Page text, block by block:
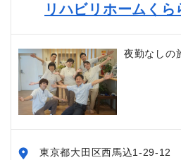
リハビリホームくら
夜勤なしの
東京都大田区西馬込1-29-12